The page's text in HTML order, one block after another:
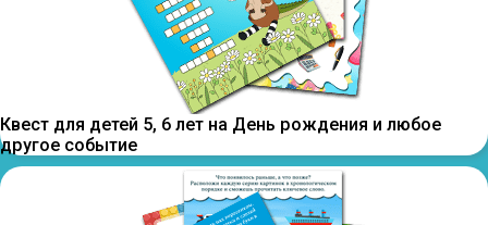
Квест для детей 5, 6 лет на День рождения и любое
другое событие